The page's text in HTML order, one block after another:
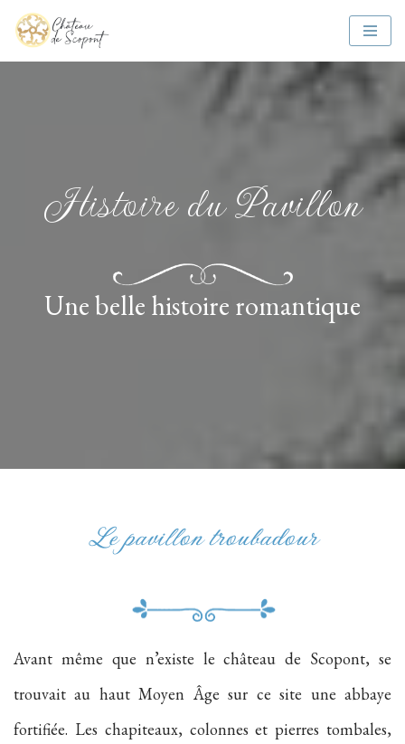
Histoire du Pavillon
Une belle histoire romantique
Le pavillon troubadour
Avant même que n’existe le château de Scopont, se
trouvait au haut Moyen Âge sur ce site une abbaye
fortifiée. Les chapiteaux, colonnes et pierres tombales,